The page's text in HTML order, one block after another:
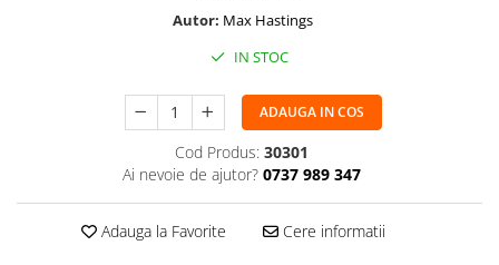
Autor: Max Hastings
IN STOC
ADAUGA IN COS
Cod Produs: 30301
Ai nevoie de ajutor? 0737 989 347
Adauga la Favorite Cere informatii